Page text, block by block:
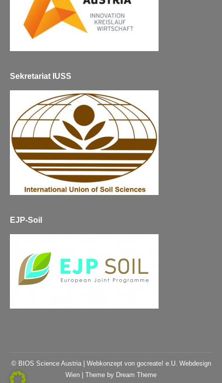
Sekretariat IUSS
EJP-Soil
© BIOS Science Austria | Webkonzept von gocreate! e.U. Webdesign
Wien | Theme by Dream Theme